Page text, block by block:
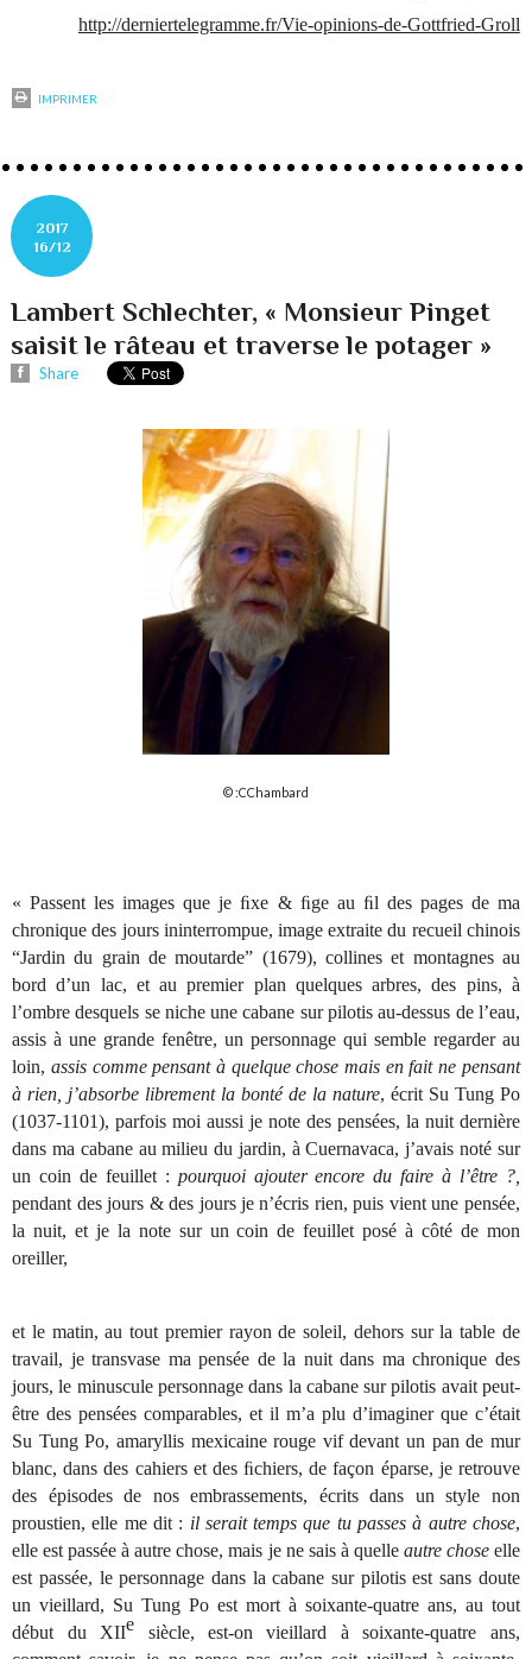
http://derniertelegramme.fr/Vie-opinions-de-Gottfried-Groll
IMPRIMER
2017
16/12
Lambert Schlechter, « Monsieur Pinget
saisit le râteau et traverse le potager »
Share
© :CChambard
« Passent les images que je ﬁxe & ﬁge au ﬁl des pages de ma
chronique des jours ininterrompue, image extraite du recueil chinois
“Jardin du grain de moutarde” (1679), collines et montagnes au
bord d’un lac, et au premier plan quelques arbres, des pins, à
l’ombre desquels se niche une cabane sur pilotis au-dessus de l’eau,
assis à une grande fenêtre, un personnage qui semble regarder au
loin, assis comme pensant à quelque chose mais en fait ne pensant
à rien, j’absorbe librement la bonté de la nature, écrit Su Tung Po
(1037-1101), parfois moi aussi je note des pensées, la nuit dernière
dans ma cabane au milieu du jardin, à Cuernavaca, j’avais noté sur
un coin de feuillet : pourquoi ajouter encore du faire à l’être ?,
pendant des jours & des jours je n’écris rien, puis vient une pensée,
la nuit, et je la note sur un coin de feuillet posé à côté de mon
oreiller,
et le matin, au tout premier rayon de soleil, dehors sur la table de
travail, je transvase ma pensée de la nuit dans ma chronique des
jours, le minuscule personnage dans la cabane sur pilotis avait peut-
être des pensées comparables, et il m’a plu d’imaginer que c’était
Su Tung Po, amaryllis mexicaine rouge vif devant un pan de mur
blanc, dans des cahiers et des ﬁchiers, de façon éparse, je retrouve
des épisodes de nos embrassements, écrits dans un style non
proustien, elle me dit : il serait temps que tu passes à autre chose,
elle est passée à autre chose, mais je ne sais à quelle autre choseelle
est passée, le personnage dans la cabane sur pilotis est sans doute
un vieillard, Su Tung Po est mort à soixante-quatre ans, au tout
début du XIIe siècle, est-on vieillard à soixante-quatre ans,